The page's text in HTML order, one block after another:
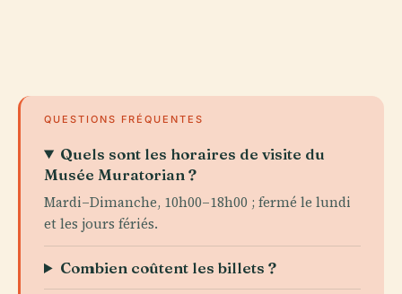
QUESTIONS FRÉQUENTES
Quels sont les horaires de visite du
Musée Muratorian ?
Mardi–Dimanche, 10h00–18h00 ; fermé le lundi
et les jours fériés.
Combien coûtent les billets ?